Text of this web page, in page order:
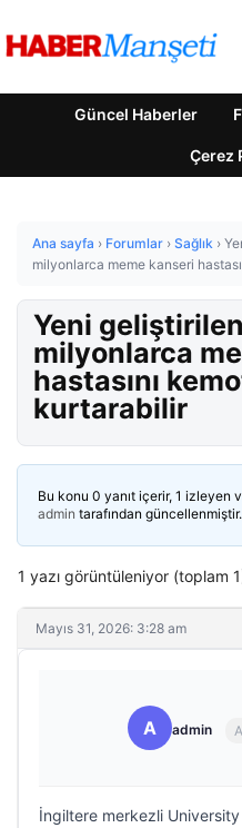
Güncel Haberler
Çerez
Ana sayfa › Forumlar › Sağlık ›
milyonlarca meme kanseri
Yeni
milyonlarca
hastasını
kurtarabilir
Bu konu 0 yanıt içerir, 1 izleyen
admin tarafından güncellenmiştir.
1 yazı görüntüleniyor (toplam
Mayıs 31, 2026: 3:28 am
A admin
İngiltere merkezli